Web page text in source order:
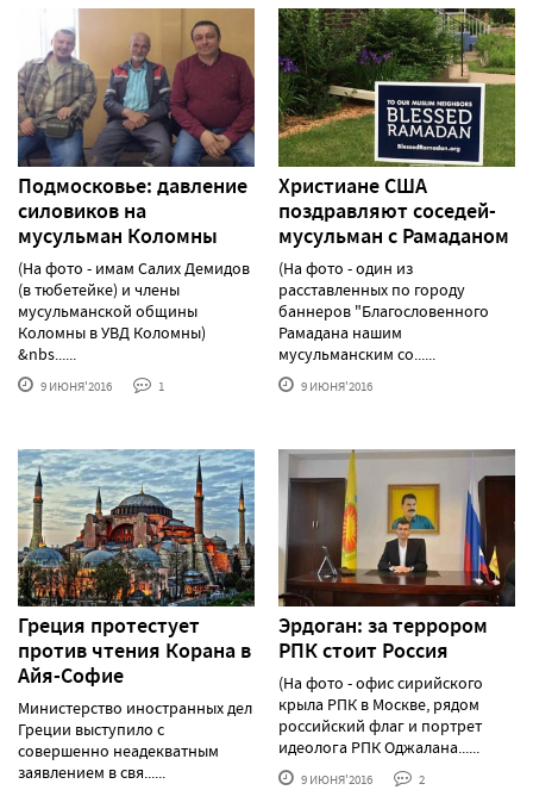
Подмосковье: давление
силовиков на
мусульман Коломны
(На фото - имам Салих Демидов
(в тюбетейке) и члены
мусульманской общины
Коломны в УВД Коломны)
&nbs......
9 ИЮНЯ'2016 1
Христиане США
поздравляют соседей-
мусульман с Рамаданом
(На фото - один из
расставленных по городу
баннеров "Благословенного
Рамадана нашим
мусульманским со......
9 ИЮНЯ'2016
Греция протестует
против чтения Корана в
Айя-Софие
Министерство иностранных дел
Греции выступило с
совершенно неадекватным
заявлением в свя......
Эрдоган: за террором
РПК стоит Россия
(На фото - офис сирийского
крыла РПК в Москве, рядом
российский флаг и портрет
идеолога РПК Оджалана......
9 ИЮНЯ'2016 2